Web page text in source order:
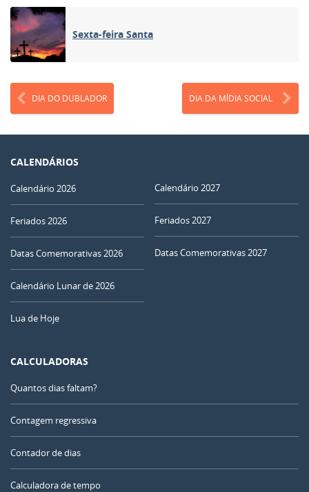
Sexta-feira Santa
DIA DO DUBLADOR DIA DA MÍDIA SOCIAL
CALENDÁRIOS
Calendário 2026
Feriados 2026
Datas Comemorativas 2026
Calendário Lunar de 2026
Lua de Hoje
Calendário 2027
Feriados 2027
Datas Comemorativas 2027
CALCULADORAS
Quantos dias faltam?
Contagem regressiva
Contador de dias
Calculadora de tempo